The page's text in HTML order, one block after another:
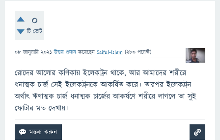
0
টি ভোট
08 জানুয়ারি 2021 উত্তর প্রদান করেছেন Saiful-Islam (280 পয়েন্ট)
রোদের আলোর কণিকায় ইলেকট্রন থাকে, আর আমাদের শরীরে
ধনাত্মক চার্জ সেই ইলেকট্রনকে আকর্ষিত করে। তারপর ইলেকট্রন
অর্থাৎ ঋণাত্মক চার্জ ধনাত্মক চার্জের আকর্ষণে শরীরে লাগলে তা সুই
ফোটার মত দেখায়।